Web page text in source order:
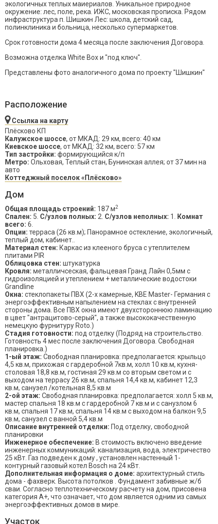
экологичных теплых маиериалов. Уникальное природное
окружение: лес, поле, река. ИЖС, московская прописка. Рядом
инфраструктура п. Шишкин Лес: школа, детский сад,
полинклиника и больница, несколько супермаркетов.
Срок готовности дома 4 месяца после заключения Договора.
Возможна отделка White Box и "под ключ".
Представлены фото аналогичного дома по проекту "Шишкин"
Расположение
Ссылка на карту
Плёсково КП
Калужское шоссе, от МКАД: 29 км, всего: 40 км
Киевское шоссе, от МКАД: 32 км, всего: 57 км
Тип застройки: формирующийся к/п
Метро: Ольховая, Теплый стан, Бунинская аллея; от 37 мин на
авто
Коттеджный поселок «Плёсково»
Дом
Общая площадь строений: 187 м2
Спален: 5. С/узлов полных: 2. С/узлов неполных: 1.
Комнат
всего: 6.
Опции: терраса (26 кв.м); Панорамное остекление, экологичный,
теплый дом, кабинет..
Материал стен: Каркас из клееного бруса с утеплителем
плитами PIR
Облицовка стен: штукатурка
Кровля: металличсеская, фальцевая Гранд Лайн 0,5мм с
гидроизоляцией и утеплением + металлические водостоки
Grandline
Окна: стеклопакеты ПВХ (2-х камерные, KBE Master- Германия с
энергоэффективным напылением на стеклах с внутренней
стороны дома. Все ПВХ окна имеют двухстороннюю ламинацию
в цвет "антрацитово-серый", а также высококачественную
немецкую фурнитуру Roto.)
Стадия готовности: под отделку (Подряд на строительство.
Готовность 4 мес после заключения Договора. Свободная
планировка.)
1-ый этаж: Свободная планировка: предполагается: крыльцо
4,5 кв.м, прихожая с гардеробной 7кв.м, холл 10 кв.м, кухня-
столовая 18,8 кв.м, гостиная 29 кв.м со вторым светом и с
выходом на террасу 26 кв.м, спальня 14,4 кв.м, кабинет 12,3
кв.м, санузел /котельная 8,5 кв.м
2-ой этаж: Свободная планировка: предполагается: холл 5 кв.м,
мастер спальня 18 кв.м с гардеробной 7 кв.м и с санузлом 6
кв.м, спальня 17 кв.м, спальня 14 кв.м с выходом на балкон 9,5
кв.м, санузел с ванной 5,4 кв.м
Описание внутренней отделки: Под отделку, свободной
планировки
Инженерное обеспечение: В стоимость включено введение
инженерных коммуникаций: канализация, вода, электричество
25 кВт. Газ подведен к дому , установлен настенный 1-
контурный газовый котел Bosch на 24 кВт.
Дополнительная информация о доме: архитектурный стиль
дома - фахверк. Высота потолков . Фундамент забивные ж/б
сваи. Согласно теплотехническому расчету на дом, присовена
категория А+, что означает, что дом является одним из самых
энергоэффективных домов в мире.
Участок